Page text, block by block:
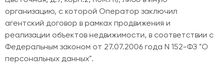
организацию, с которой Оператор заключил
агентский договор в рамках продвижения и
реализации объектов недвижимости, в соответствии с
Федеральным законом от 27.07.2006 года N 152-ФЗ "О
персональных данных".
Согласие напередачу
Персональных данных
информации